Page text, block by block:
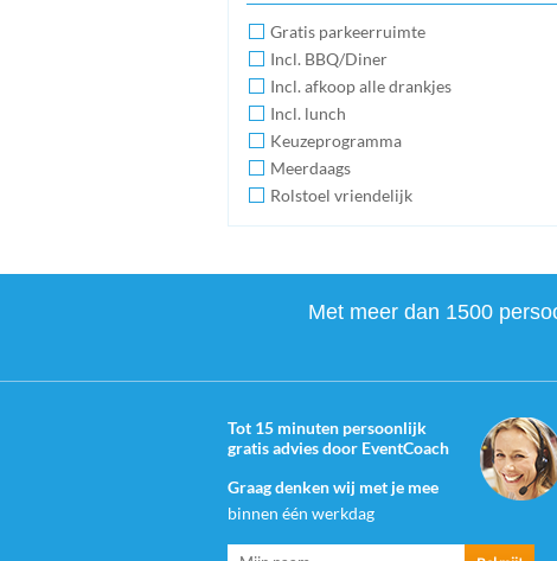
Gratis parkeerruimte
Incl. BBQ/Diner
Incl. afkoop alle drankjes
Incl. lunch
Keuzeprogramma
Meerdaags
Rolstoel vriendelijk
Met meer dan 1500
Tot 15 minuten persoonlijk
gratis advies door EventCoach
Graag denken wij met je mee
binnen één werkdag